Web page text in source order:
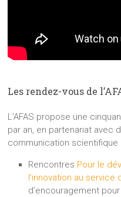
Les rendez-vous de
L’AFAS propose une
par an, en partenariat avec
communication scientifique
Rencontres Pour le
l’innovation au service
d’encouragement